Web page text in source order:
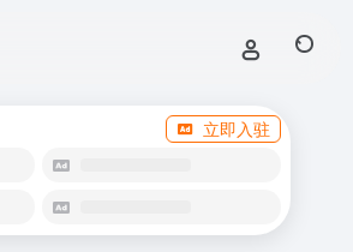
立即入驻